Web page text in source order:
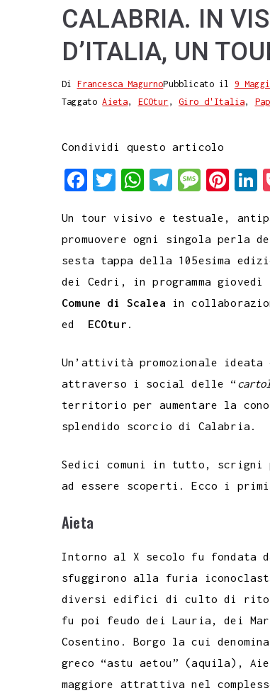
CALABRIA. IN
D’ITALIA, UN
Di Francesca MagurnoPubblicato il 9
TaggatoAieta, ECOtur , Giro d'Italia,
Condividi questo articolo
F
c
e
b
o
o
T
i
t
t
e
W
a
t
s
A
T
l
e
g
r
M
s
s
a
g
P
n
t
e
r
t
L
n
k
e
d
Un tour visivo e testuale,
promuovere ogni singola perla
sesta tappa della 105esima
dei Cedri, in programma
Comune di Scalea
in
ed ECOtur .
Un’attività promozionale ideata
attraverso i social delle “
territorio per aumentare la
splendido scorcio di Calabria.
Sedici comuni in tutto, scrigni
ad essere scoperti. Ecco i
Aieta
Intorno al X secolo fu fondata
sfuggirono alla furia
diversi edifici di culto di rito
fu poi feudo dei Lauria, dei
Cosentino. Borgo la cui
greco “astu aetou” (aquila),
maggiore attrattiva nel